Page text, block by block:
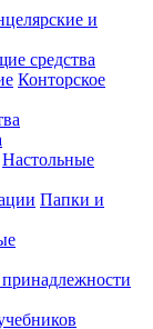
и
средства
Конторское
Настольные
Папки и